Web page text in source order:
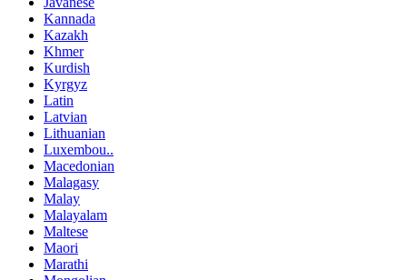
Kannada
Kazakh
Khmer
Kurdish
Kyrgyz
Latin
Latvian
Lithuanian
Luxembou..
Macedonian
Malagasy
Malay
Malayalam
Maltese
Maori
Marathi